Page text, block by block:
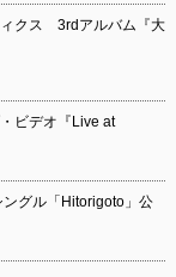
ィクス 3rdアルバム『大
ビデオ『Live at
グル「Hitorigoto」公